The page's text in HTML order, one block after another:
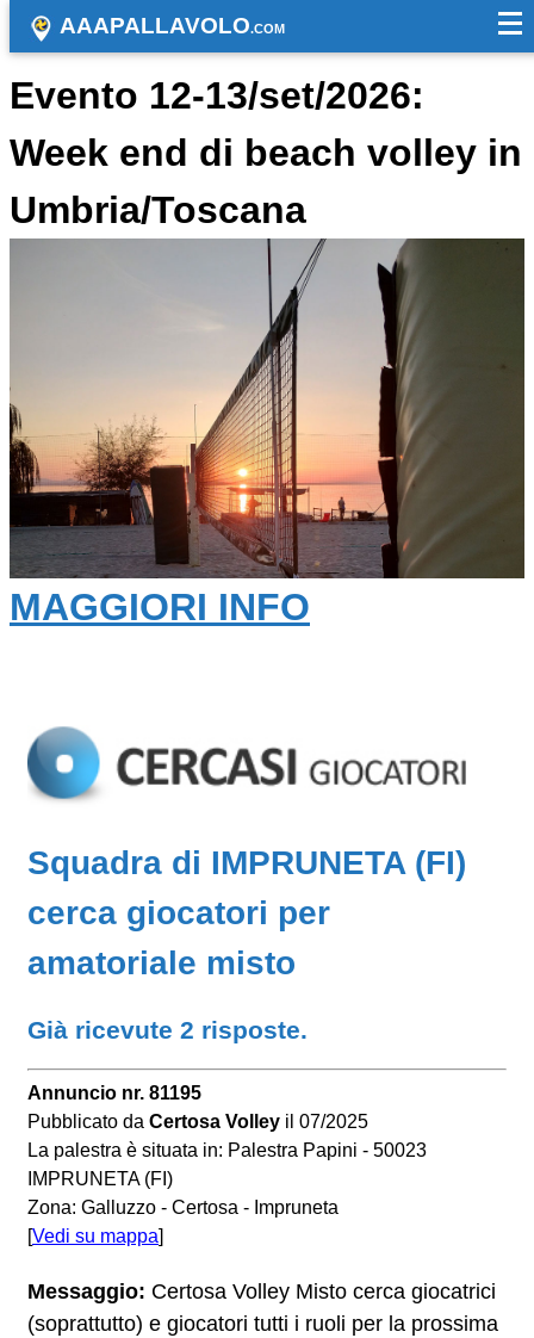
AAAPALLAVOLO.COM
Evento 12-13/set/2026:
Week end di beach volley in
Umbria/Toscana
MAGGIORI INFO
Squadra di IMPRUNETA (FI)
cerca giocatori per
amatoriale misto
Già ricevute 2 risposte.
Annuncio nr. 81195
Pubblicato da Certosa Volley il 07/2025
La palestra è situata in: Palestra Papini - 50023
IMPRUNETA (FI)
Zona: Galluzzo - Certosa - Impruneta
[Vedi su mappa]
Messaggio: Certosa Volley Misto cerca giocatrici
(soprattutto) e giocatori tutti i ruoli per la prossima